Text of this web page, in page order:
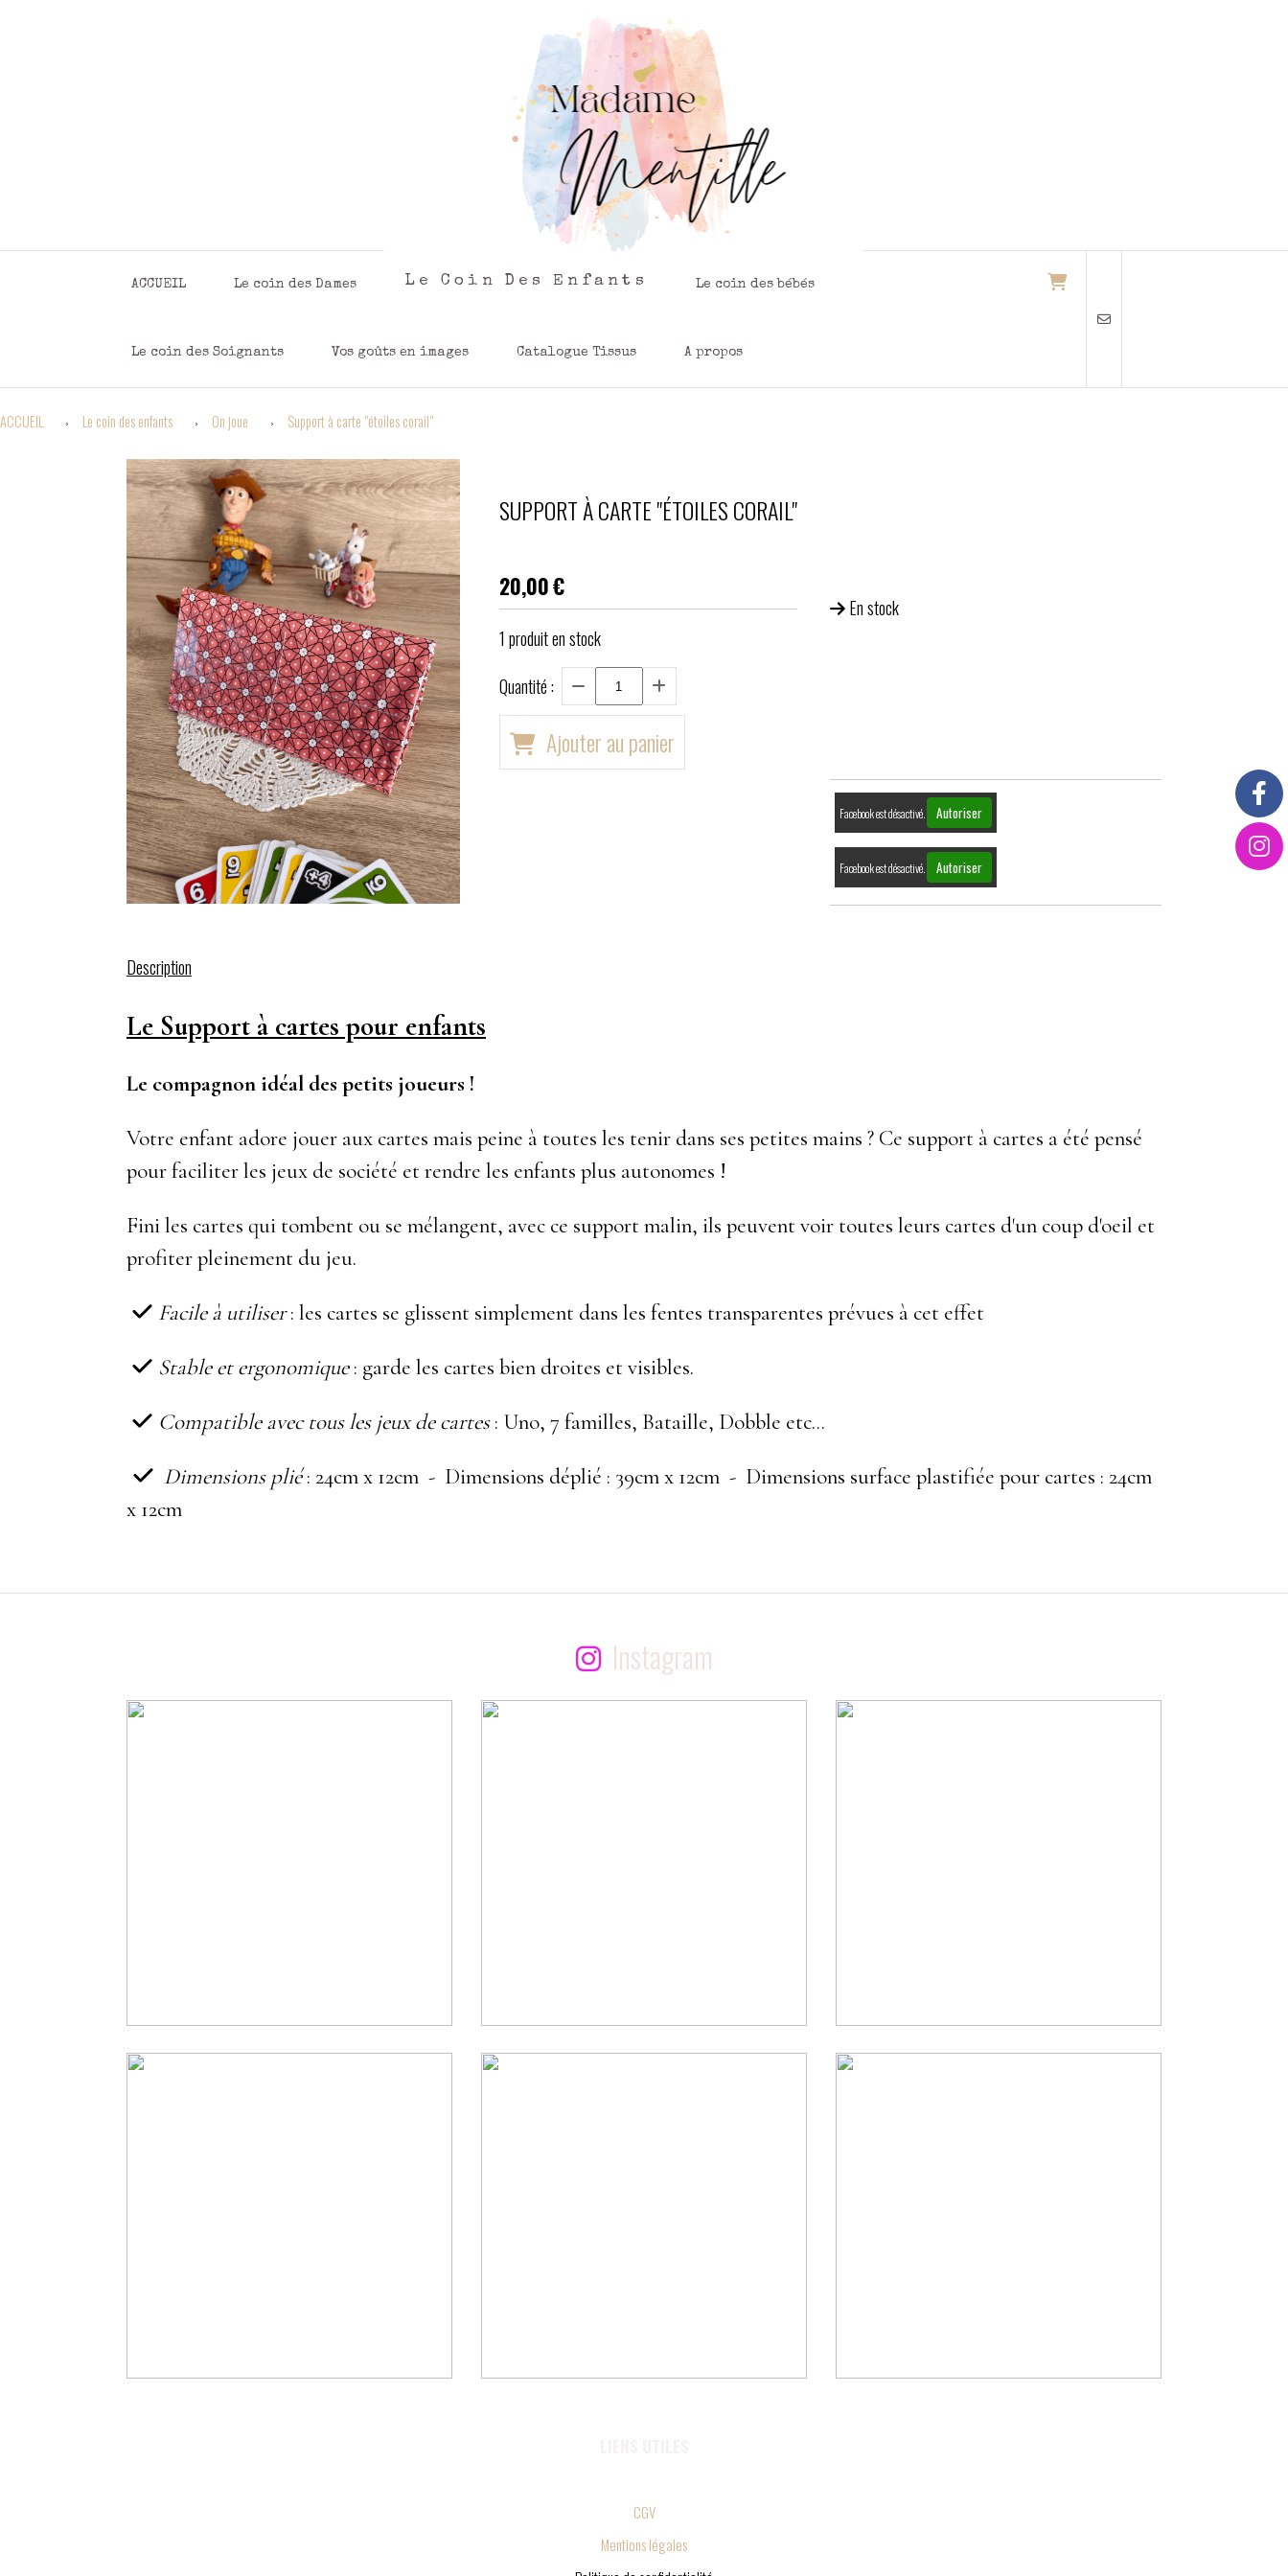
ACCUEIL Le coin des Dames Le Coin Des Enfants Le coin des bébés
Le coin des Soignants Vos goûts en images Catalogue Tissus A propos
ACCUEIL Le coin des enfants On joue Support à carte "étoiles corail"
SUPPORT À CARTE "ÉTOILES CORAIL"
20,00€
1 produit en stock
Quantité :
Ajouter au panier
En stock
Facebook est désactivé. Autoriser
Facebook est désactivé. Autoriser
Description
Le Support à cartes pour enfants
Le compagnon idéal des petits joueurs !
Votre enfant adore jouer aux cartes mais peine à toutes les tenir dans ses petites mains ? Ce support à cartes a été pensé
pour faciliter les jeux de société et rendre les enfants plus autonomes !
Fini les cartes qui tombent ou se mélangent, avec ce support malin, ils peuvent voir toutes leurs cartes d'un coup d'oeil et
profiter pleinement du jeu.
 Facile à utiliser: les cartes se glissent simplement dans les fentes transparentes prévues à cet effet
 Stable et ergonomique: garde les cartes bien droites et visibles.
 Compatible avec tous les jeux de cartes: Uno, 7 familles, Bataille, Dobble etc...
 Dimensions plié: 24cm x 12cm - Dimensions déplié : 39cm x 12cm - Dimensions surface plastifiée pour cartes : 24cm
x 12cm
Instagram
CGV
Mentions légales